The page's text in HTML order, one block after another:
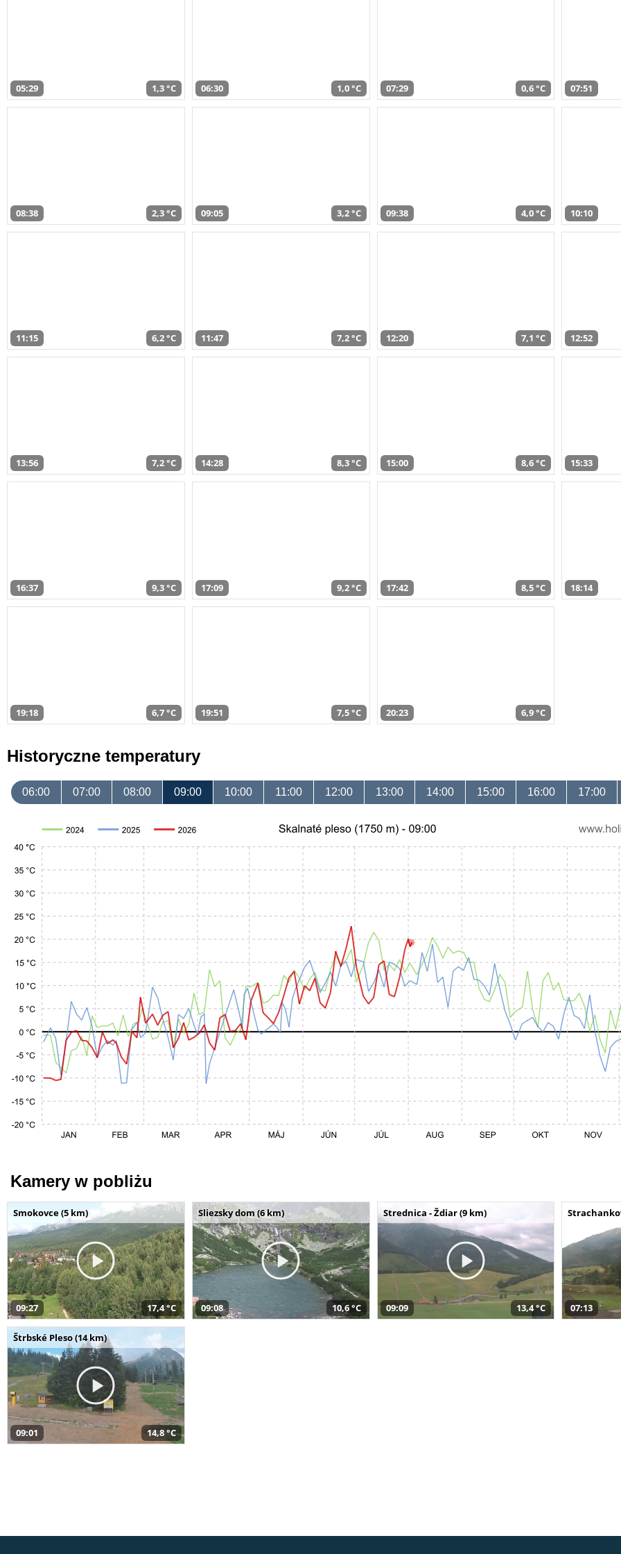
05:29 1,3 °C 06:30 1,0 °C 07:29 0,6 °C 07:51
08:38 2,3 °C 09:05 3,2 °C 09:38 4,0 °C 10:10
11:15 6,2 °C 11:47 7,2 °C 12:20 7,1 °C 12:52
13:56 7,2 °C 14:28 8,3 °C 15:00 8,6 °C 15:33
16:37 9,3 °C 17:09 9,2 °C 17:42 8,5 °C 18:14
19:18 6,7 °C 19:51 7,5 °C 20:23 6,9 °C
Historyczne temperatury
06:00 07:00 08:00 09:00 10:00 11:00 12:00 13:00 14:00 15:00 16:00 17:00
Kamery w pobliżu
Smokovce (5 km)
09:27 17,4 °C
Sliezsky dom (6 km)
09:08 10,6 °C
Strednica - Ždiar (9 km)
09:09 13,4 °C 07:13
Štrbské Pleso (14 km)
09:01 14,8 °C